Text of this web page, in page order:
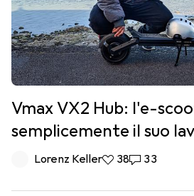
Vmax VX2 Hub: l'e-
semplicemente il suo
Lorenz Keller38 like
3833 commenti
33